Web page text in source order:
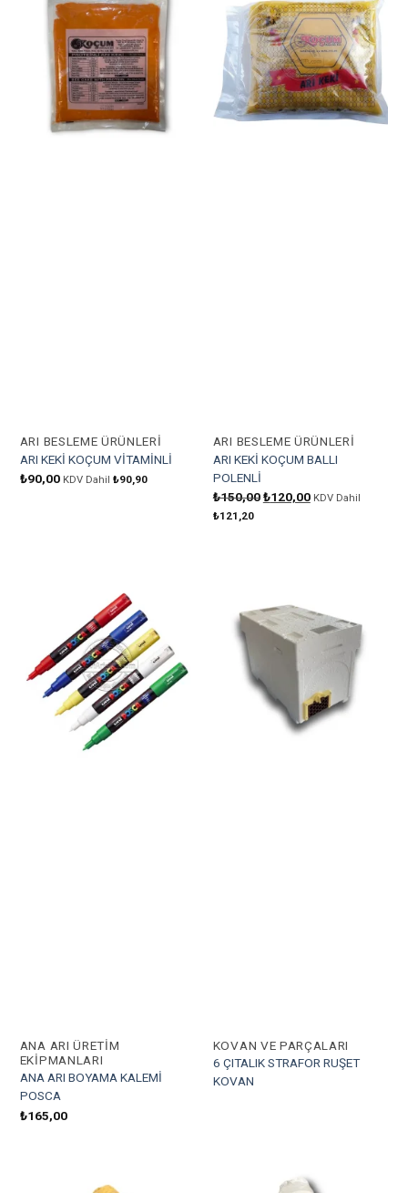
ARI BESLEME ÜRÜNLERI
ARI KEKİ KOÇUM VİTAMİNLİ
₺90,00 KDV Dahil ₺90,90
ARI BESLEME ÜRÜNLERI
ARI KEKİ KOÇUM BALLI
POLENLİ
₺150,00 Orijinal
₺120,00Şu
KDV Dahil
₺121,20
ANA ARI ÜRETIM
EKIPMANLARI
ANA ARI BOYAMA KALEMİ
POSCA
₺165,00
KOVAN VE PARÇALARI
6 ÇITALIK STRAFOR RUŞET
KOVAN